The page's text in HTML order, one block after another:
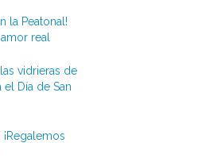
la Peatonal!
real
vidrieras de
Día de San